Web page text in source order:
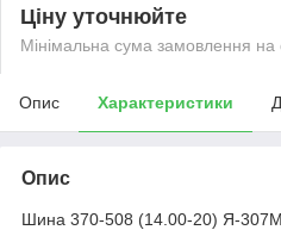
Ціну уточнюйте
Мінімальна сума замовлення
Опис Характеристики
Опис
Шина 370-508 (14.00-20) Я-